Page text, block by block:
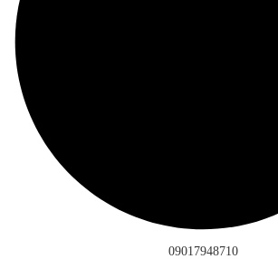
09017948710